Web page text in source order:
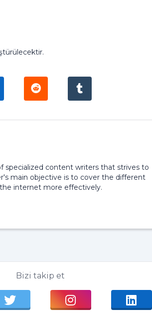
specialized content writers that strives to
main objective is to cover the different
internet more effectively.
Bizi takip et